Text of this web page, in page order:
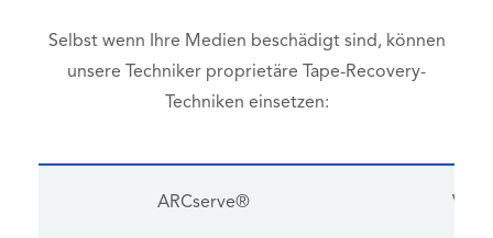
Selbst wenn Ihre Medien beschädigt sind, können
unsere Techniker proprietäre Tape-Recovery-
Techniken einsetzen:
ARCserve®